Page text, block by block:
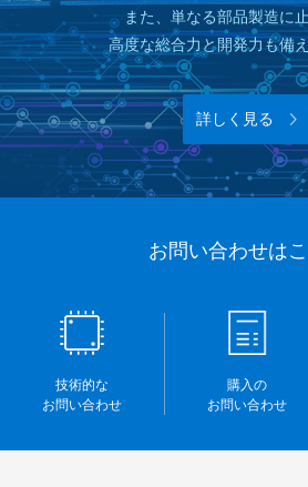
また、単なる部品製造に
高度な総合力と開発力も備
詳しく見る
お問い合わせは
技術的な
お問い合わせ
購入の
お問い合わせ